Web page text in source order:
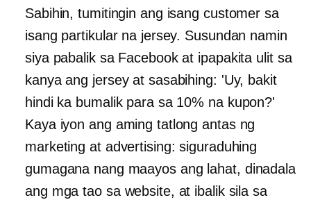
Sabihin, tumitingin ang isang customer sa
isang partikular na jersey. Susundan namin
siya pabalik sa Facebook at ipapakita ulit sa
kanya ang jersey at sasabihing: 'Uy, bakit
hindi ka bumalik para sa 10% na kupon?'
Kaya iyon ang aming tatlong antas ng
marketing at advertising: siguraduhing
gumagana nang maayos ang lahat, dinadala
ang mga tao sa website, at ibalik sila sa